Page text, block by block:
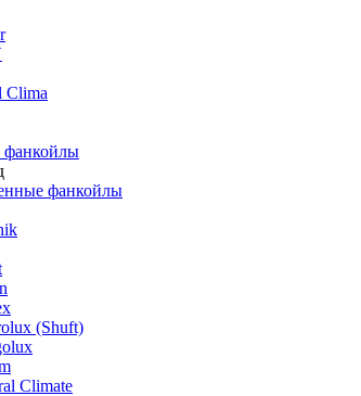
Clima
фанкойлы
фанкойлы
(Shuft)
Climate